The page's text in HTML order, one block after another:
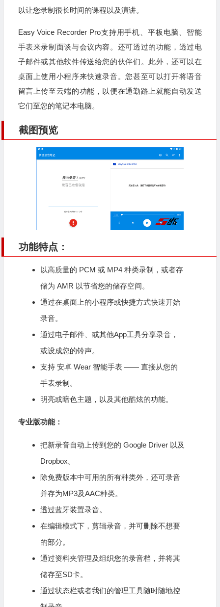
以让您录制很长时间的课程以及演讲。
Easy Voice Recorder Pro支持用手机、平板电脑、智能
手表来录制面谈与会议内容。还可透过的功能，透过电
子邮件或其他软件传送给您的伙伴们。此外，还可以在
桌面上使用小程序来快速录音。您甚至可以打开将语音
留言上传至云端的功能，以便在通勤路上就能自动发送
它们至您的笔记本电脑。
截图预览
功能特点：
以高质量的 PCM 或 MP4 种类录制，或者存
储为 AMR 以节省您的储存空间。
通过在桌面上的小程序或快捷方式快速开始
录音。
通过电子邮件、或其他App工具分享录音，
或设成您的铃声。
支持 安卓 Wear 智能手表 —— 直接从您的
手表录制。
明亮或暗色主题，以及其他酷炫的功能。
专业版功能：
把新录音自动上传到您的 Google Driver 以及
Dropbox。
除免费版本中可用的所有种类外，还可录音
并存为MP3及AAC种类。
透过蓝牙装置录音。
在编辑模式下，剪辑录音，并可删除不想要
的部分。
通过资料夹管理及组织您的录音档，并将其
储存至SD卡。
通过状态栏或者我们的管理工具随时随地控